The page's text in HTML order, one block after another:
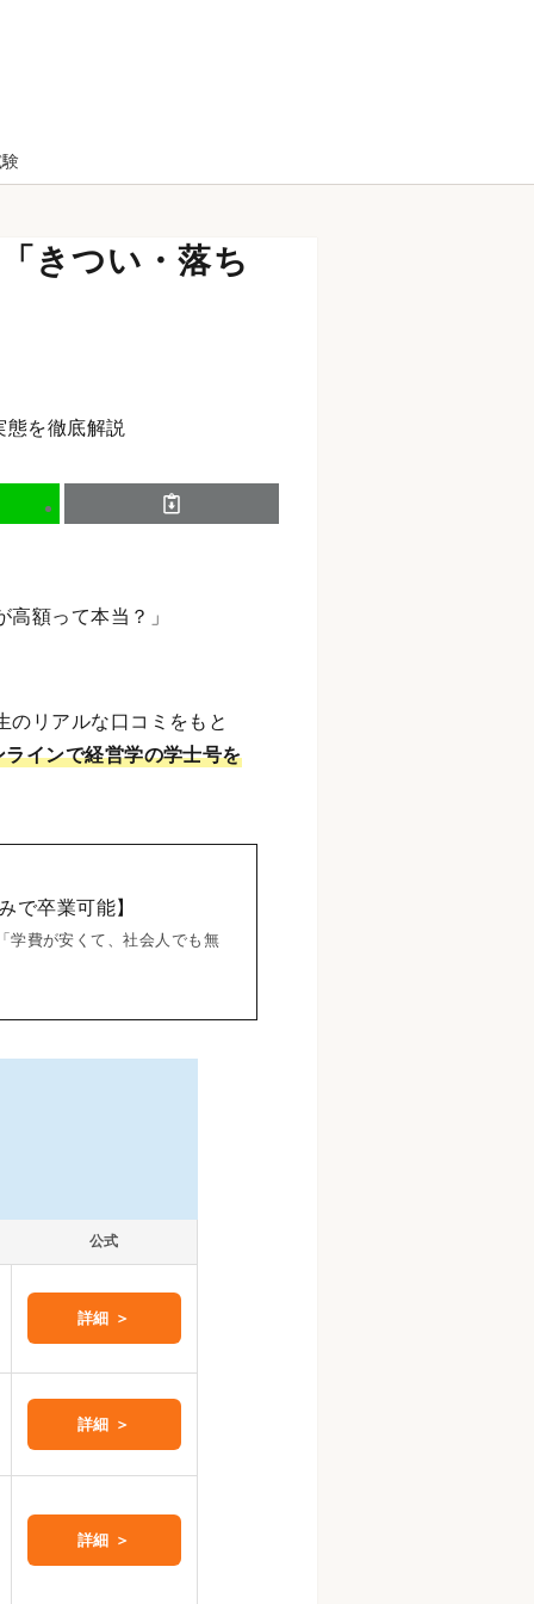
きつい・落ち
額って本当？」
のリアルな口コミをもと
ラインで経営学の学士号を
で卒業可能】
学費が安くて、社会人でも無
公式
詳細 ＞
詳細 ＞
詳細 ＞